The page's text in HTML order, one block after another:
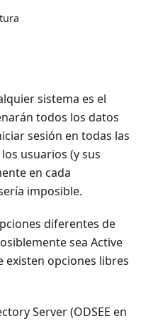
sistema es el
todos los datos
sesión en todas las
usuarios (y sus
en cada
imposible.
diferentes de
sea Active
opciones libres
Server (ODSEE en